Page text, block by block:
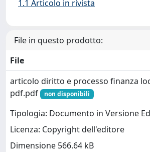
1.1 Articolo in rivista
File in questo prodotto:
File
articolo diritto e processo finanza
pdf.pdf
non disponibili
Tipologia: Documento in Versione
Licenza: Copyright dell'editore
Dimensione 566.64 kB